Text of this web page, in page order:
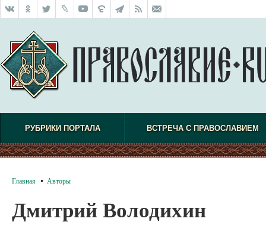
РУБРИКИ ПОРТАЛА ВСТРЕЧА С ПРАВОСЛАВИЕМ
Главная Авторы
Дмитрий Володихин